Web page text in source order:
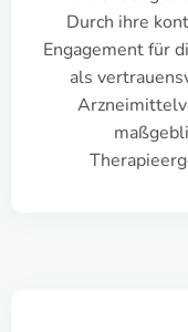
Durch ihre
Engagement für
als